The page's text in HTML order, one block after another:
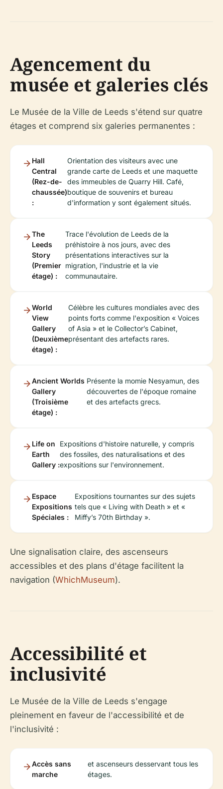
Agencement du
musée et galeries clés
Le Musée de la Ville de Leeds s'étend sur quatre
étages et comprend six galeries permanentes :
Hall
Central
(Rez-de-
chaussée)
:
Orientation des visiteurs avec une
grande carte de Leeds et une maquette
des immeubles de Quarry Hill. Café,
boutique de souvenirs et bureau
d'information y sont également situés.
The
Leeds
Story
(Premier
étage) :
Trace l'évolution de Leeds de la
préhistoire à nos jours, avec des
présentations interactives sur la
migration, l'industrie et la vie
communautaire.
World
View
Gallery
(Deuxième
étage) :
Célèbre les cultures mondiales avec des
points forts comme l'exposition « Voices
of Asia » et le Collector’s Cabinet,
présentant des artefacts rares.
Ancient Worlds
Gallery
(Troisième
étage) :
Présente la momie Nesyamun, des
découvertes de l'époque romaine
et des artefacts grecs.
Life on
Earth
Gallery :
Expositions d'histoire naturelle, y compris
des fossiles, des naturalisations et des
expositions sur l'environnement.
Espace
Expositions
Spéciales :
Expositions tournantes sur des sujets
tels que « Living with Death » et «
Miffy’s 70th Birthday ».
Une signalisation claire, des ascenseurs
accessibles et des plans d'étage facilitent la
navigation (WhichMuseum).
Accessibilité et
inclusivité
Le Musée de la Ville de Leeds s'engage
pleinement en faveur de l'accessibilité et de
l'inclusivité :
Accès sans
marche
et ascenseurs desservant tous les
étages.